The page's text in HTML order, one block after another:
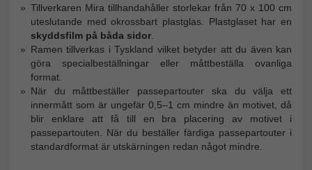
Tillverkaren Mira tillhandahåller storlekar från 70 x 100 cm
uteslutande med okrossbart plastglas. Plastglaset har en
skyddsfilm på båda sidor
Ramen tillverkas i Tyskland vilket betyder att du även kan
göra specialbeställningar eller måttbeställa ovanliga
format.
När du måttbeställer passepartouter ska du välja ett
innermått som är ungefär 0,5–1 cm mindre än motivet, då
blir enklare att få till en bra placering av motivet i
passepartouten. När du beställer färdiga passepartouter i
standardformat är utskärningen redan något mindre.